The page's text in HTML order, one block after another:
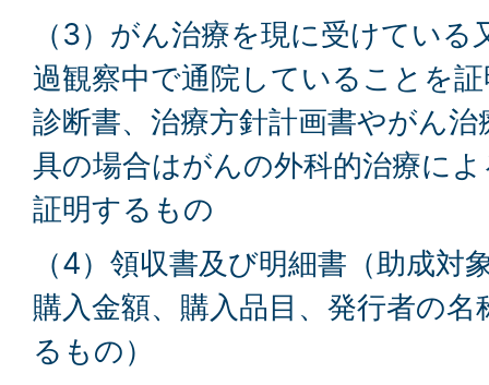
（3）がん治療を現に受けてい
過観察中で通院していることを
診断書、治療方針計画書やがん
具の場合はがんの外科的治療に
証明するもの
（4）領収書及び明細書（助成対
購入金額、購入品目、発行者の
るもの）